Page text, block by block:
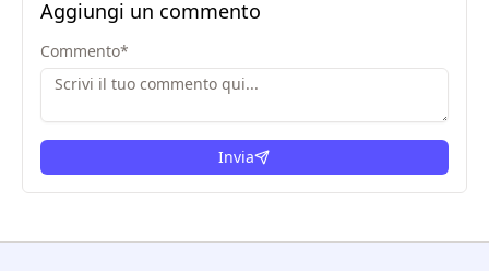
Aggiungi un commento
Commento*
Invia